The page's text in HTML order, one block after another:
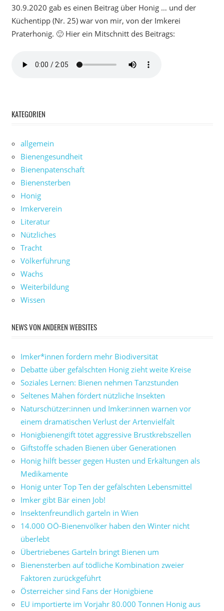
30.9.2020 gab es einen Beitrag über Honig … und der
Küchentipp (Nr. 25) war von mir, von der Imkerei
Praterhonig. 🙂 Hier ein Mitschnitt des Beitrags:
KATEGORIEN
allgemein
Bienengesundheit
Bienenpatenschaft
Bienensterben
Honig
Imkerverein
Literatur
Nützliches
Tracht
Völkerführung
Wachs
Weiterbildung
Wissen
NEWS VON ANDEREN WEBSITES
Imker*innen fordern mehr Biodiversität
Debatte über gefälschten Honig zieht weite Kreise
Soziales Lernen: Bienen nehmen Tanzstunden
Seltenes Mähen fördert nützliche Insekten
Naturschützer:innen und Imker:innen warnen vor
einem dramatischen Verlust der Artenvielfalt
Honigbienengift tötet aggressive Brustkrebszellen
Giftstoffe schaden Bienen über Generationen
Honig hilft besser gegen Husten und Erkältungen als
Medikamente
Honig unter Top Ten der gefälschten Lebensmittel
Imker gibt Bär einen Job!
Insektenfreundlich garteln in Wien
14.000 OÖ-Bienenvölker haben den Winter nicht
überlebt
Übertriebenes Garteln bringt Bienen um
Bienensterben auf tödliche Kombination zweier
Faktoren zurückgeführt
Österreicher sind Fans der Honigbiene
EU importierte im Vorjahr 80.000 Tonnen Honig aus